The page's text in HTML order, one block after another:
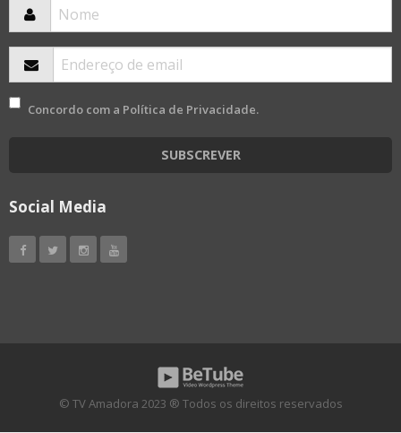
Concordo com a Política de Privacidade.
SUBSCREVER
Social Media
© TV Amadora 2023 ® Todos os direitos reservados